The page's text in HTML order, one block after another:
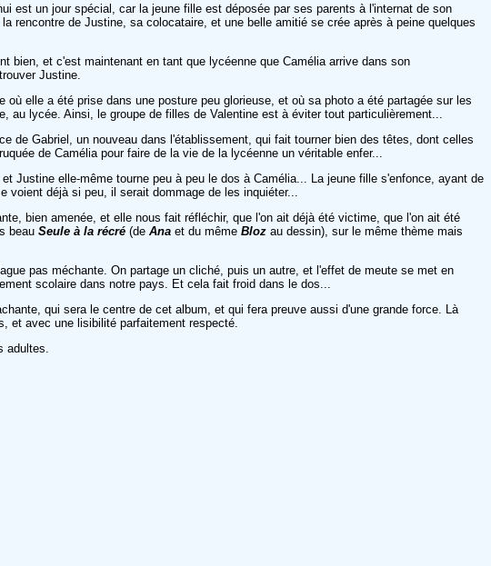
est un jour spécial, car la jeune fille est déposée par ses parents à l'internat de son
rencontre de Justine, sa colocataire, et une belle amitié se crée après à peine quelques
bien, et c'est maintenant en tant que lycéenne que Camélia arrive dans son
Justine.
elle a été prise dans une posture peu glorieuse, et où sa photo a été partagée sur les
lycée. Ainsi, le groupe de filles de Valentine est à éviter tout particulièrement...
de Gabriel, un nouveau dans l'établissement, qui fait tourner bien des têtes, dont celles
de Camélia pour faire de la vie de la lycéenne un véritable enfer...
Justine elle-même tourne peu à peu le dos à Camélia... La jeune fille s'enfonce, ayant de
déjà si peu, il serait dommage de les inquiéter...
bien amenée, et elle nous fait réfléchir, que l'on ait déjà été victime, que l'on ait été
beau Seule à la récré (de Ana et du même Bloz au dessin), sur le même thème mais
pas méchante. On partage un cliché, puis un autre, et l'effet de meute se met en
scolaire dans notre pays. Et cela fait froid dans le dos...
qui sera le centre de cet album, et qui fera preuve aussi d'une grande force. Là
et avec une lisibilité parfaitement respecté.
adultes.